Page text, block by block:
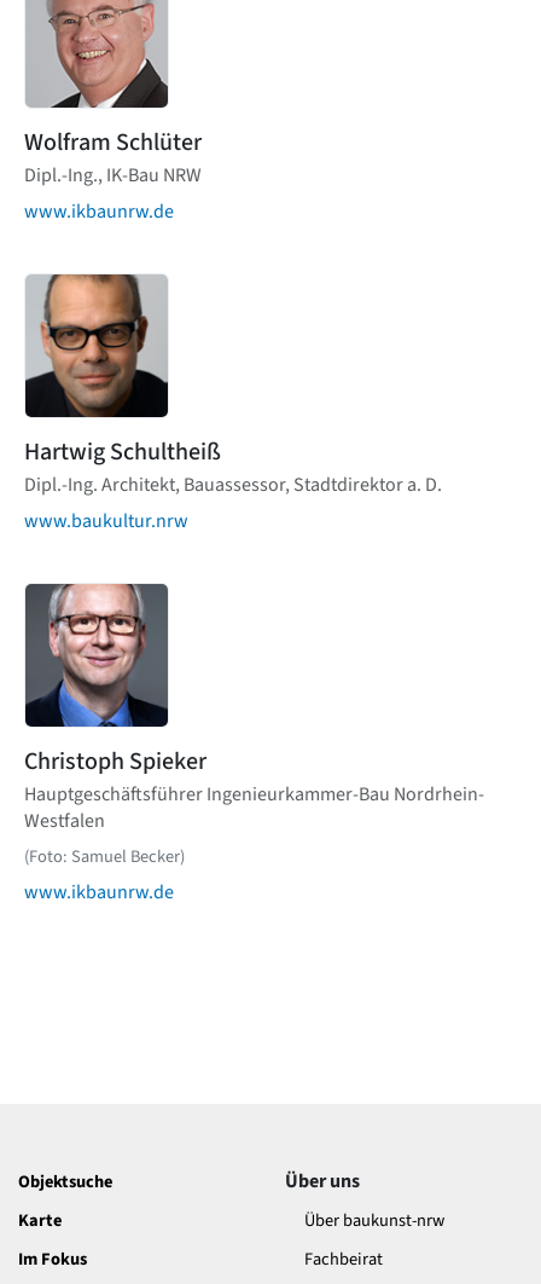
Wolfram Schlüter
Dipl.-Ing., IK-Bau NRW
www.ikbaunrw.de
Hartwig Schultheiß
Dipl.-Ing. Architekt, Bauassessor, Stadtdirektor a. D.
www.baukultur.nrw
Christoph Spieker
Hauptgeschäftsführer Ingenieurkammer-Bau Nordrhein-
Westfalen
(Foto: Samuel Becker)
www.ikbaunrw.de
Objektsuche
Karte
Im Fokus
Über uns
Über baukunst-nrw
Fachbeirat